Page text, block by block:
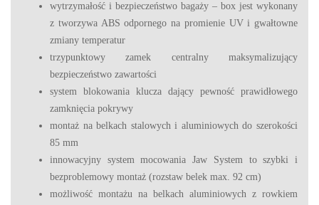
wytrzymałość i bezpieczeństwo bagaży – box jest wykonany
z tworzywa ABS odpornego na promienie UV i gwałtowne
zmiany temperatur
trzypunktowy zamek centralny maksymalizujący
bezpieczeństwo zawartości
system blokowania klucza dający pewność prawidłowego
zamknięcia pokrywy
montaż na belkach stalowych i aluminiowych do szerokości
85 mm
innowacyjny system mocowania Jaw System to szybki i
bezproblemowy montaż (rozstaw belek max. 92 cm)
możliwość montażu na belkach aluminiowych z rowkiem